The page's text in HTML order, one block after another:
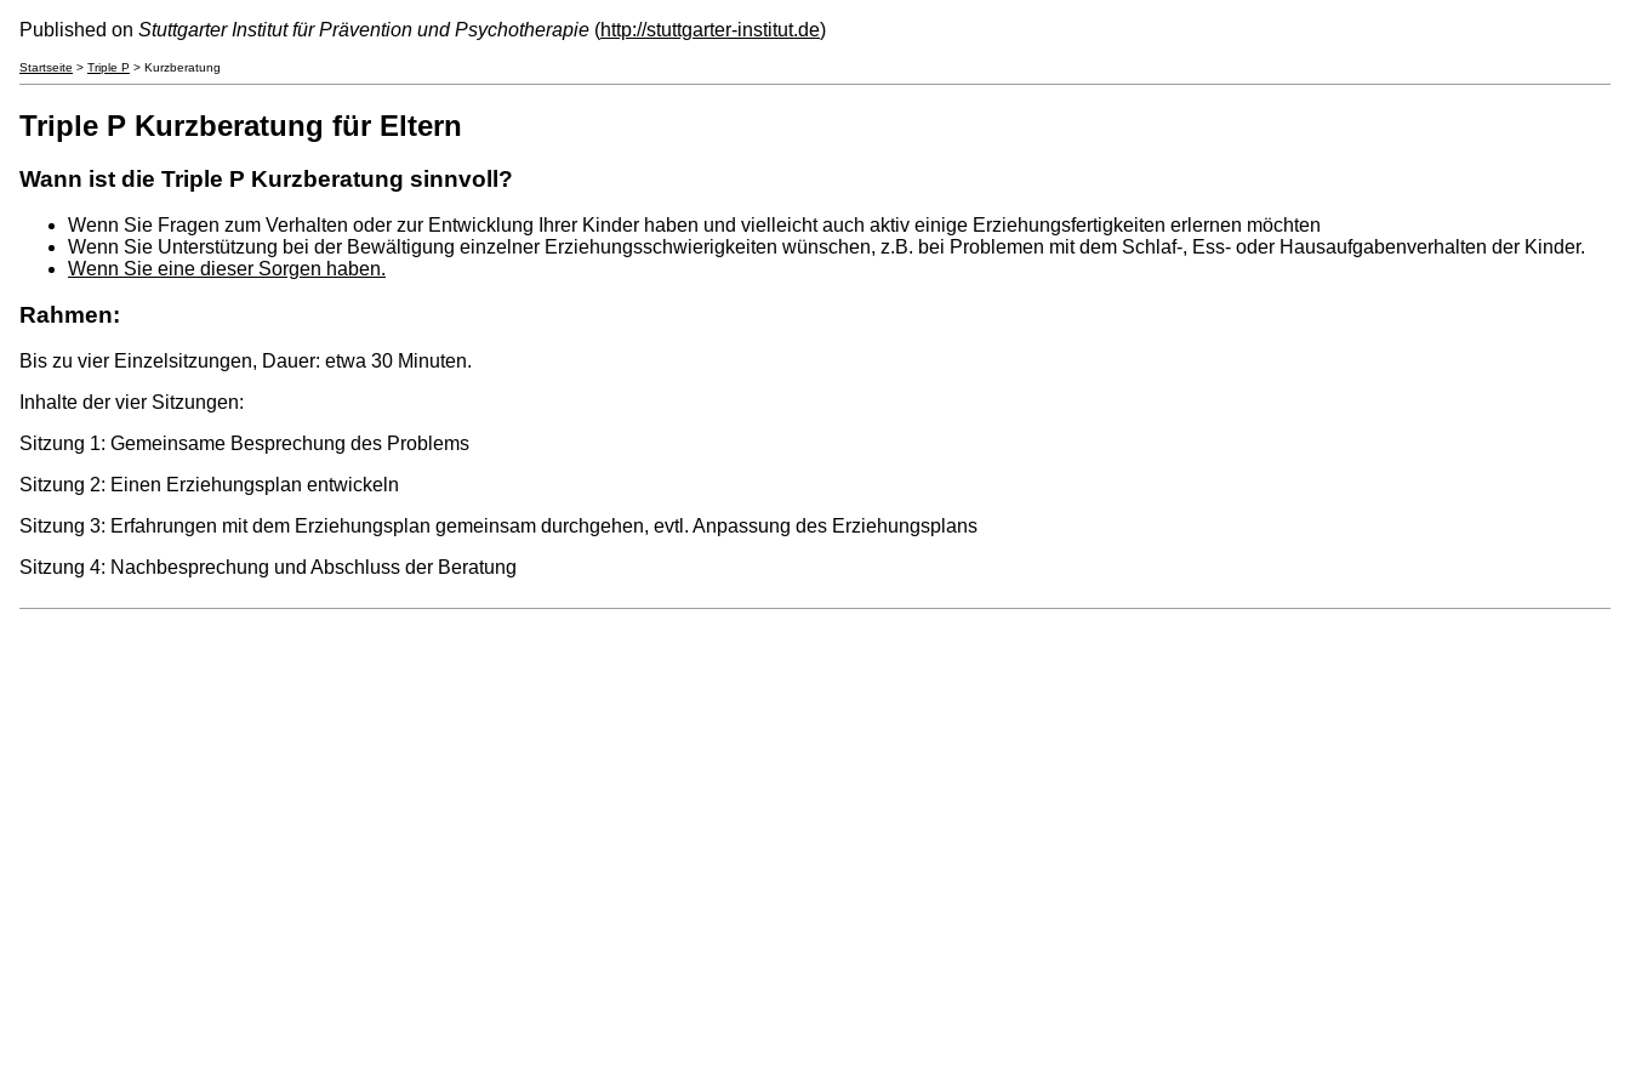
Published on Stuttgarter Institut für Prävention und Psychotherapie (http://stuttgarter-institut.de)
Startseite > Triple P > Kurzberatung
Triple P Kurzberatung für Eltern
Wann ist die Triple P Kurzberatung sinnvoll?
Wenn Sie Fragen zum Verhalten oder zur Entwicklung Ihrer Kinder haben und vielleicht auch aktiv einige Erziehungsfertigkeiten erlernen möchten
Wenn Sie Unterstützung bei der Bewältigung einzelner Erziehungsschwierigkeiten wünschen, z.B. bei Problemen mit dem Schlaf-, Ess- oder Hausaufgabenverhalten der Kinder.
Wenn Sie eine dieser Sorgen haben.
Rahmen:
Bis zu vier Einzelsitzungen, Dauer: etwa 30 Minuten.
Inhalte der vier Sitzungen:
Sitzung 1: Gemeinsame Besprechung des Problems
Sitzung 2: Einen Erziehungsplan entwickeln
Sitzung 3: Erfahrungen mit dem Erziehungsplan gemeinsam durchgehen, evtl. Anpassung des Erziehungsplans
Sitzung 4: Nachbesprechung und Abschluss der Beratung